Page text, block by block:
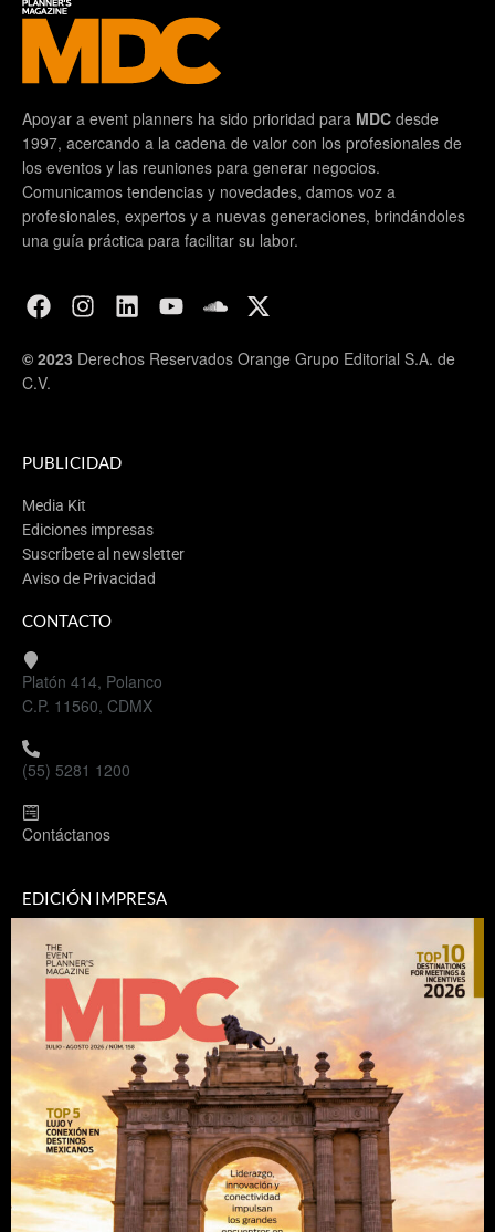
Apoyar a event planners ha sido prioridad para MDC desde
1997, acercando a la cadena de valor con los profesionales de
los eventos y las reuniones para generar negocios.
Comunicamos tendencias y novedades, damos voz a
profesionales, expertos y a nuevas generaciones, brindándoles
una guía práctica para facilitar su labor.
© 2023 Derechos Reservados Orange Grupo Editorial S.A. de
C.V.
PUBLICIDAD
Media Kit
Ediciones impresas
Suscríbete al newsletter
Aviso de Privacidad
CONTACTO
Platón 414, Polanco
C.P. 11560, CDMX
(55) 5281 1200
Contáctanos
EDICIÓN IMPRESA